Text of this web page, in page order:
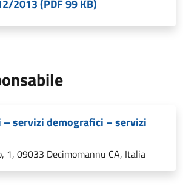
2013 (PDF 99 KB)
servizi demografici – servizi
1, 09033 Decimomannu CA, Italia